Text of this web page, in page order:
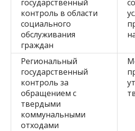
государственный
контроль в области
социального
обслуживания
граждан
Региональный
государственный
контроль за
обращением с
твердыми
коммунальными
отходами